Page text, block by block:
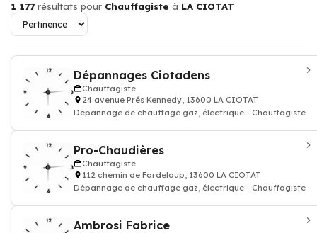
1 177 résultats pour Chauffagiste à LA CIOTAT
Dépannages Ciotadens
Chauffagiste
24 avenue Prés Kennedy, 13600 LA CIOTAT
Dépannage de chauffage gaz, électrique - Chauffagiste
Pro-Chaudières
Chauffagiste
112 chemin de Fardeloup, 13600 LA CIOTAT
Dépannage de chauffage gaz, électrique - Chauffagiste
Ambrosi Fabrice